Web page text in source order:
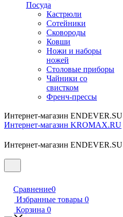
Посуда
Кастрюли
Сотейники
Сковороды
Ковши
Ножи и наборы
ножей
Столовые приборы
Чайники со
свистком
Френч-прессы
Интернет-магазин ENDEVER.SU
Интернет-магазин KROMAX.RU
Интернет-магазин ENDEVER.SU
Сравнение0
Избранные товары 0
Корзина 0